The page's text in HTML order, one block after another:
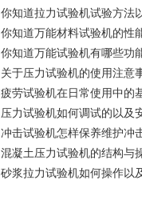
你知道拉力试验机试验方法
你知道万能材料试验机的性
你知道万能试验机有哪些功
关于压力试验机的使用注意
疲劳试验机在日常使用中的
压力试验机如何调试的以及
冲击试验机怎样保养维护冲
混凝土压力试验机的结构与
砂浆拉力试验机如何操作以